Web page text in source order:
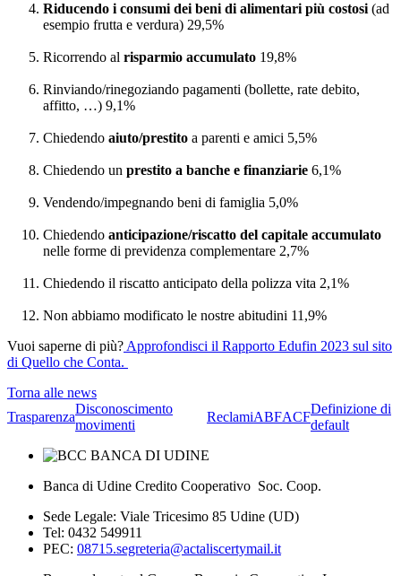
Riducendo i consumi dei beni di alimentari più costosi (ad
esempio frutta e verdura) 29,5%
Ricorrendo al risparmio accumulato 19,8%
Rinviando/rinegoziando pagamenti (bollette, rate debito,
affitto, …) 9,1%
Chiedendo aiuto/prestito a parenti e amici 5,5%
Chiedendo un prestito a banche e finanziarie 6,1%
Vendendo/impegnando beni di famiglia 5,0%
Chiedendo anticipazione/riscatto del capitale accumulato
nelle forme di previdenza complementare 2,7%
Chiedendo il riscatto anticipato della polizza vita 2,1%
Non abbiamo modificato le nostre abitudini 11,9%
Vuoi saperne di più? Approfondisci il Rapporto Edufin 2023 sul sito
di Quello che Conta.
Torna alle news
Trasparenza
Disconoscimento
movimenti
ReclamiABFACF
Definizione di
default
Banca di Udine Credito Cooperativo Soc. Coop.
Sede Legale: Viale Tricesimo 85 Udine (UD)
Tel: 0432 549911
PEC: 08715.segreteria@actaliscertymail.it